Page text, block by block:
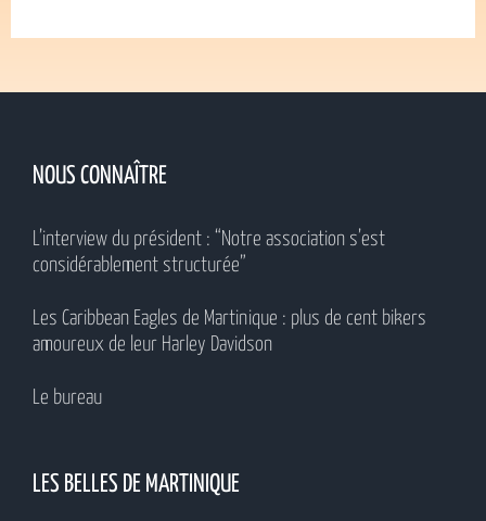
NOUS CONNAÎTRE
L’interview du président : “Notre association s’est
considérablement structurée”
Les Caribbean Eagles de Martinique : plus de cent bikers
amoureux de leur Harley Davidson
Le bureau
LES BELLES DE MARTINIQUE